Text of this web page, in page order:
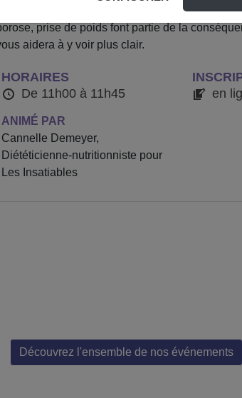
prise de poids font partie de la
aidera à y voir plus clair.
HORAIRES
De 11h00 à 11h45
en
ANIMÉ PAR
Cannelle Demeyer,
Diététicienne-nutritionniste pour
Les Insatiables
Découvrez l'ensemble de nos événements